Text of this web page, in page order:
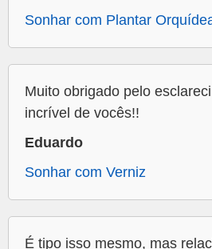
Sonhar com Plantar
Muito obrigado pelo
incrível de vocês!!
Eduardo
Sonhar com Verniz
É tipo isso mesmo, mas